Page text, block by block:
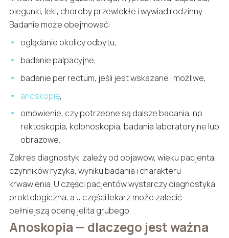
biegunki, leki, choroby przewlekłe i wywiad rodzinny.
Badanie może obejmować:
oglądanie okolicy odbytu,
badanie palpacyjne,
badanie per rectum, jeśli jest wskazane i możliwe,
anoskopię,
omówienie, czy potrzebne są dalsze badania, np.
rektoskopia, kolonoskopia, badania laboratoryjne lub
obrazowe.
Zakres diagnostyki zależy od objawów, wieku pacjenta,
czynników ryzyka, wyniku badania i charakteru
krwawienia. U części pacjentów wystarczy diagnostyka
proktologiczna, a u części lekarz może zalecić
pełniejszą ocenę jelita grubego.
Anoskopia — dlaczego jest ważna